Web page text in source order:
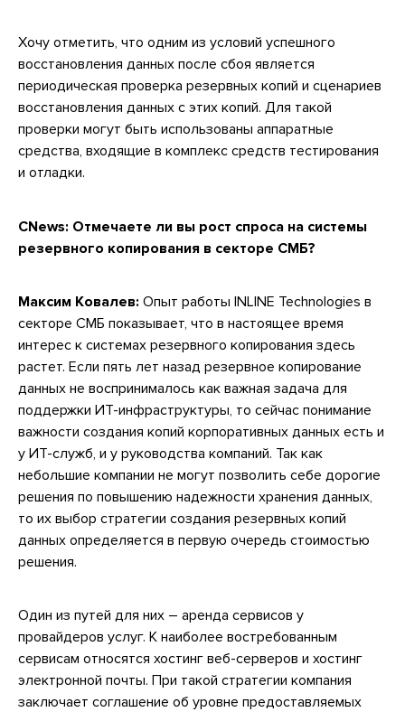
Хочу отметить, что одним из условий успешного
восстановления данных после сбоя является
периодическая проверка резервных копий и сценариев
восстановления данных с этих копий. Для такой
проверки могут быть использованы аппаратные
средства, входящие в комплекс средств тестирования
и отладки.
CNews: Отмечаете ли вы рост спроса на системы
резервного копирования в секторе СМБ?
Максим Ковалев: Опыт работы INLINE Technologies в
секторе СМБ показывает, что в настоящее время
интерес к системах резервного копирования здесь
растет. Если пять лет назад резервное копирование
данных не воспринималось как важная задача для
поддержки ИТ-инфраструктуры, то сейчас понимание
важности создания копий корпоративных данных есть и
у ИТ-служб, и у руководства компаний. Так как
небольшие компании не могут позволить себе дорогие
решения по повышению надежности хранения данных,
то их выбор стратегии создания резервных копий
данных определяется в первую очередь стоимостью
решения.
Один из путей для них – аренда сервисов у
провайдеров услуг. К наиболее востребованным
сервисам относятся хостинг веб-серверов и хостинг
электронной почты. При такой стратегии компания
заключает соглашение об уровне предоставляемых